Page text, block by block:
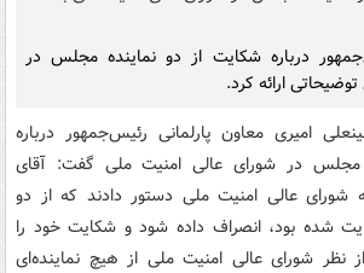
درباره شکایت از دو نماینده مجلس در
ارائه کرد.
امیری معاون پارلمانی رئیس‌جمهور درباره
مجلس در شورای عالی امنیت ملی گفت: آقای
شورای عالی امنیت ملی دستور دادند که از دو
شده بود، انصراف داده شود و شکایت خود را
نظر شورای عالی امنیت ملی از هیچ نماینده‌ای